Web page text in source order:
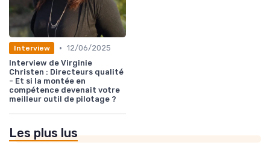
Interview • 12/06/2025
Interview de Virginie
Christen : Directeurs qualité
- Et si la montée en
compétence devenait votre
meilleur outil de pilotage ?
Les plus lus